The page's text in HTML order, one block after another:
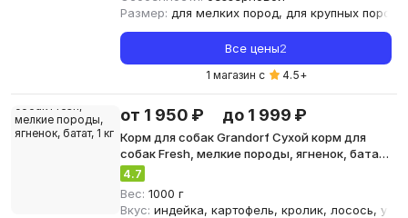
Размер: для мелких пород, для крупных пород
Все цены2
1 магазин с 4.5+
от 1 950 ₽ до 1 999 ₽
Корм для собак Grandorf Сухой корм для
собак Fresh, мелкие породы, ягненок, батат,
1 кг
4.7
Вес: 1000 г
Вкус: индейка, картофель, кролик, лосось,